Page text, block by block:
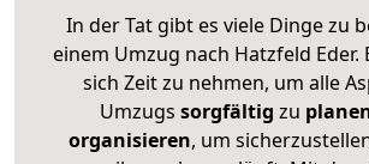
In der Tat gibt es viele Dinge zu
einem Umzug nach Hatzfeld Eder.
sich Zeit zu nehmen, um alle
Umzugs sorgfältig zu
organisieren, um